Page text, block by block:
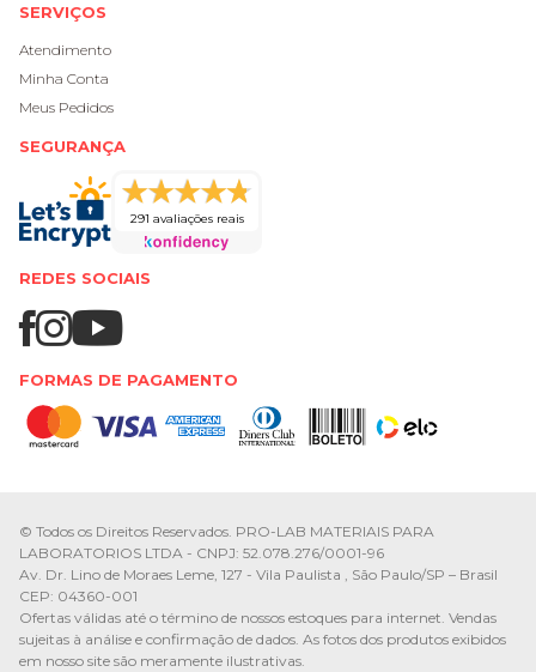
SERVIÇOS
Atendimento
Minha Conta
Meus Pedidos
SEGURANÇA
291 avaliações reais
REDES SOCIAIS
FORMAS DE PAGAMENTO
© Todos os Direitos Reservados. PRO-LAB MATERIAIS PARA
LABORATORIOS LTDA - CNPJ: 52.078.276/0001-96
Av. Dr. Lino de Moraes Leme, 127 - Vila Paulista , São Paulo/SP – Brasil
CEP: 04360-001
Ofertas válidas até o término de nossos estoques para internet. Vendas
sujeitas à análise e confirmação de dados. As fotos dos produtos exibidos
em nosso site são meramente ilustrativas.